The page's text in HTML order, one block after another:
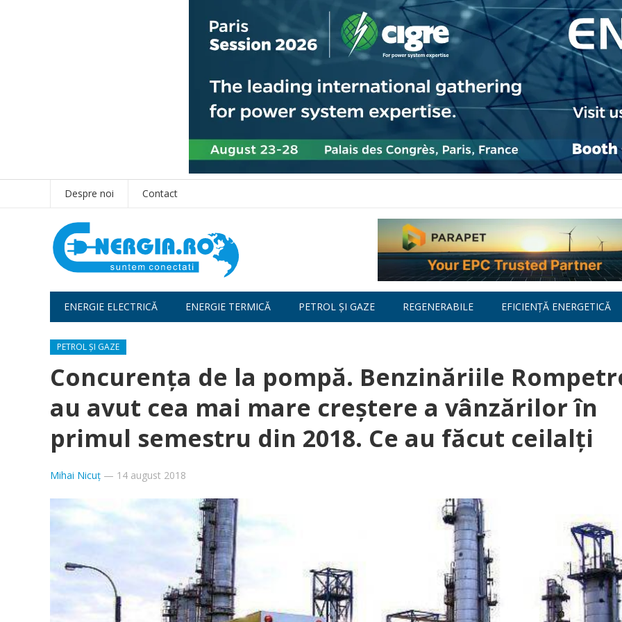
Despre noi Contact
ENERGIE ELECTRICĂ ENERGIE TERMICĂ PETROL ȘI GAZE REGENERABILE EFICIENȚĂ ENERGETICĂ
PETROL ȘI GAZE
Concurenţa de la pompă. Benzinăriile
au avut cea mai mare creştere a vânzărilor în
primul semestru din 2018. Ce au făcut ceilalţi
Mihai Nicuț — 14 august 2018